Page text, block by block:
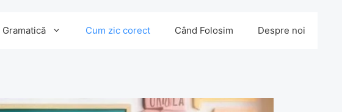
Gramatică Cum zic corect Când Folosim Despre noi